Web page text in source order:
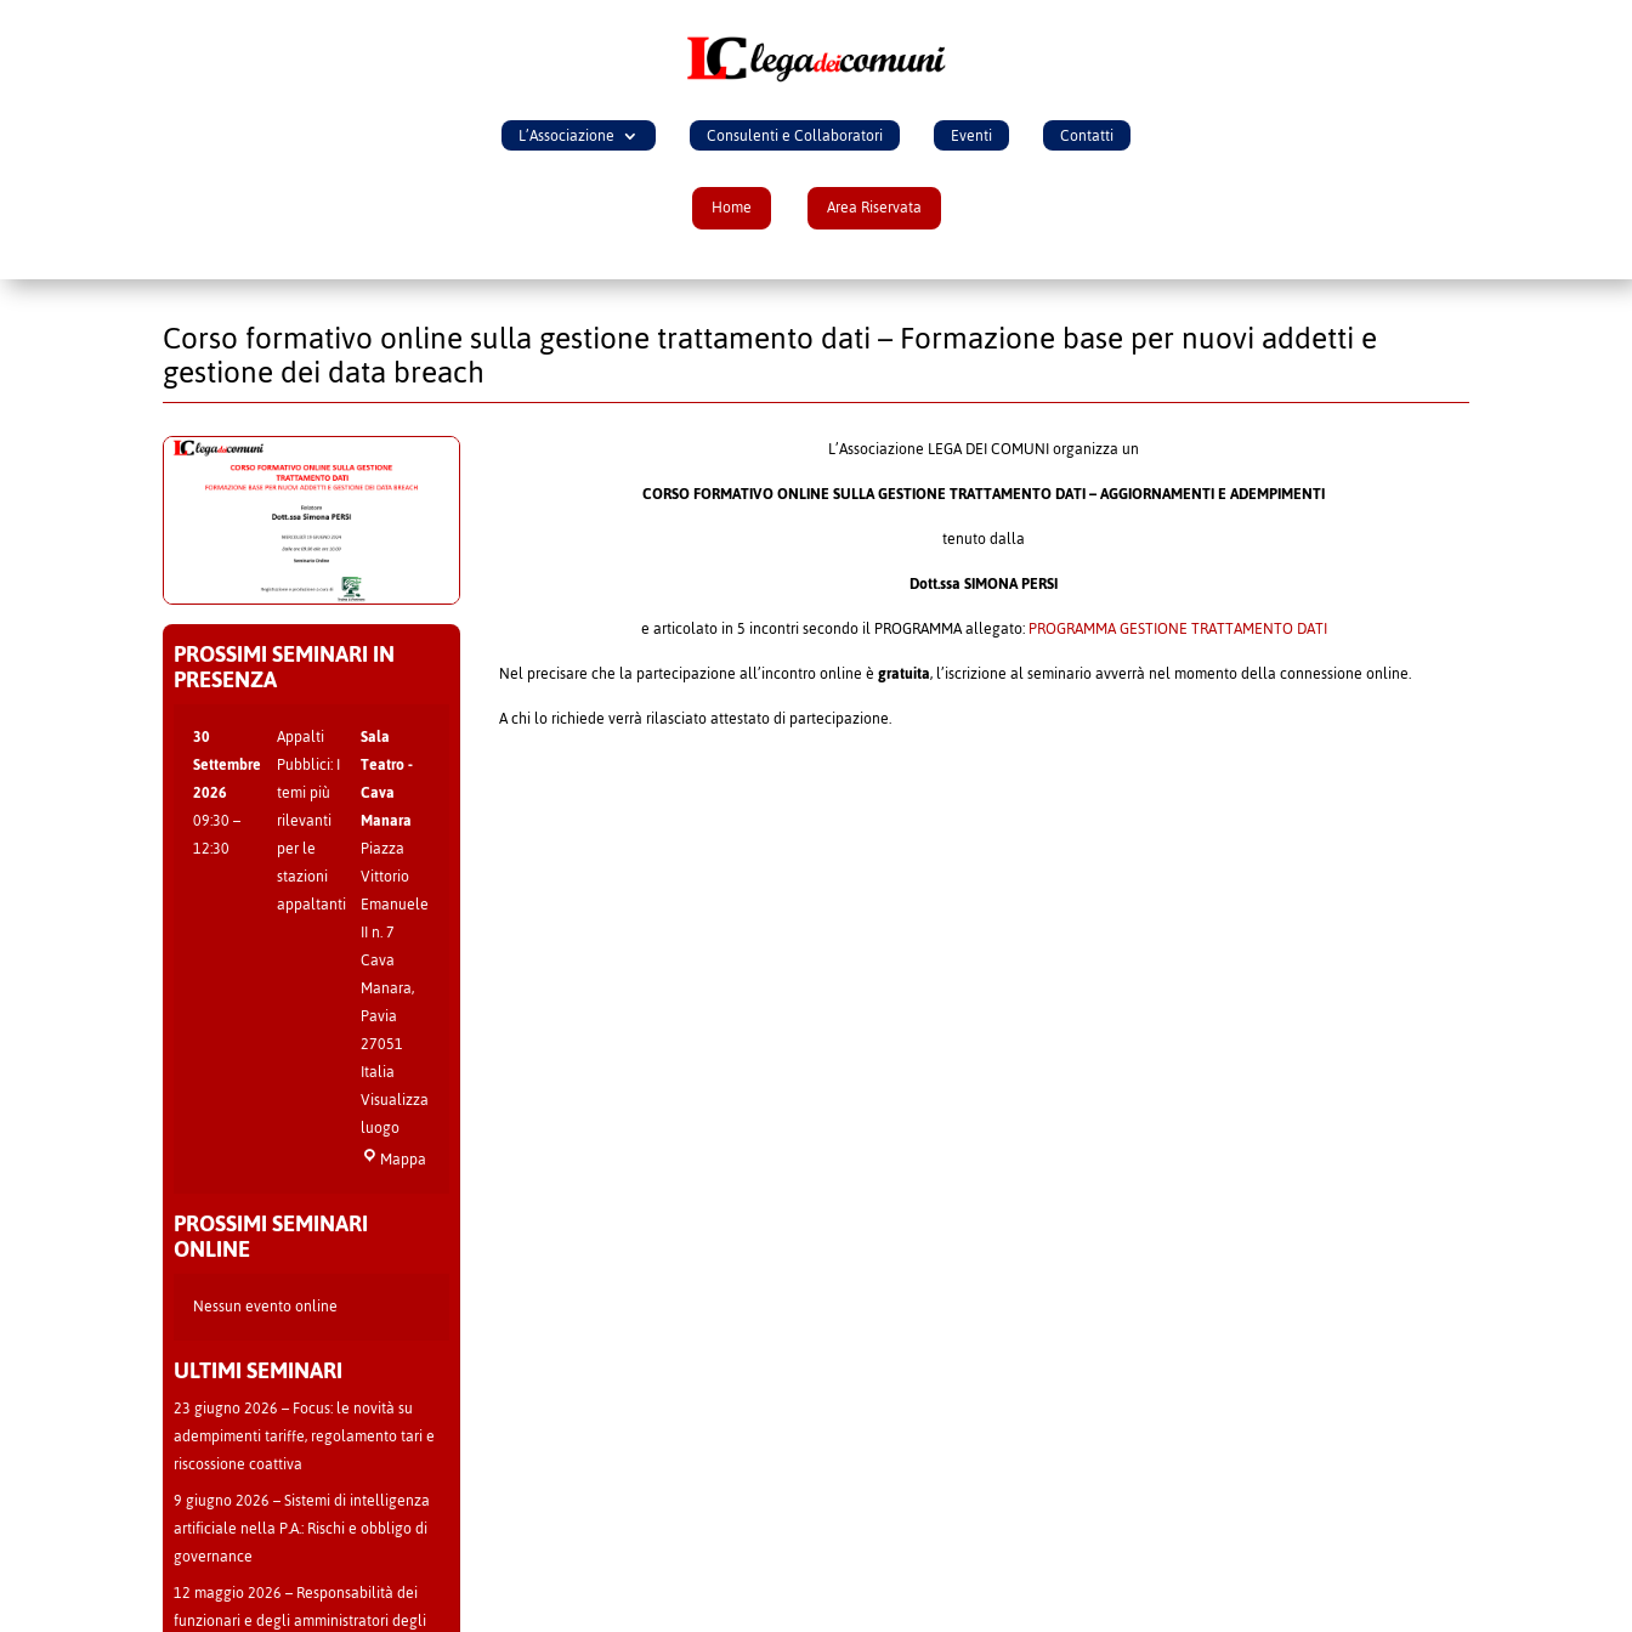
L’Associazione Consulenti e Collaboratori Eventi Contatti
Home Area Riservata
Corso formativo online sulla gestione trattamento dati – Formazione base per nuovi addetti e
gestione dei data breach
PROSSIMI SEMINARI IN
PRESENZA
30
Settembre
2026
09:30–
12:30
Appalti
Pubblici: I
temi più
rilevanti
per le
stazioni
appaltanti
Sala
Teatro -
Cava
Manara
Piazza
Vittorio
Emanuele
II n. 7
Cava
Manara,
Pavia
27051
Italia
Visualizza
luogo
MappaSala
PROSSIMI SEMINARI
ONLINE
Nessun evento online
ULTIMI SEMINARI
23 giugno 2026 – Focus: le novità su
adempimenti tariffe, regolamento tari e
riscossione coattiva
9 giugno 2026 – Sistemi di intelligenza
artificiale nella P.A.: Rischi e obbligo di
governance
12 maggio 2026 – Responsabilità dei
funzionari e degli amministratori degli
L’Associazione LEGA DEI COMUNI organizza un
CORSO FORMATIVO ONLINE SULLA GESTIONE TRATTAMENTO DATI – AGGIORNAMENTI E ADEMPIMENTI
tenuto dalla
Dott.ssa SIMONA PERSI
e articolato in 5 incontri secondo il PROGRAMMA allegato:PROGRAMMA GESTIONE TRATTAMENTO DATI
Nel precisare che la partecipazione all’incontro online ègratuita, l’iscrizione al seminario avverrà nel momento della connessione online.
A chi lo richiede verrà rilasciato attestato di partecipazione.